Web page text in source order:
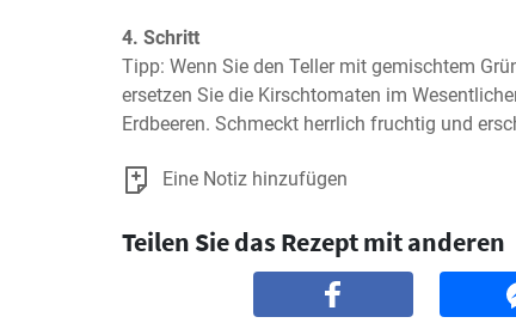
4. Schritt
Tipp: Wenn Sie den Teller mit gemischtem
ersetzen Sie die Kirschtomaten im
Erdbeeren. Schmeckt herrlich fruchtig und
Eine Notiz hinzufügen
Teilen Sie das Rezept mit anderen